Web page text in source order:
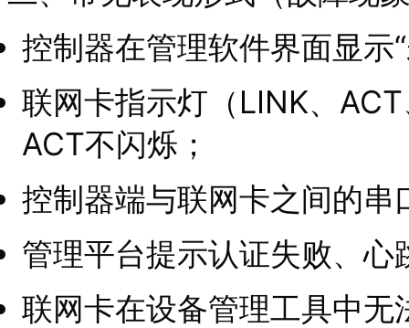
控制器在管理软件界面显示
联网卡指示灯（LINK、
ACT不闪烁；
控制器端与联网卡之间的
管理平台提示认证失败、
联网卡在设备管理工具中